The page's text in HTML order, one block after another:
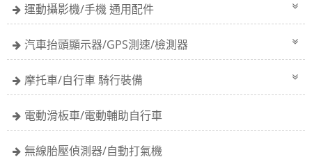
運動攝影機/手機 通用配件
汽車抬頭顯示器/GPS測速/檢測器
摩托車/自行車 騎行裝備
電動滑板車/電動輔助自行車
無線胎壓偵測器/自動打氣機